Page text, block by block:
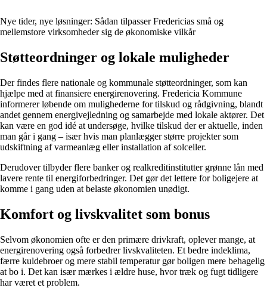
Nye tider, nye løsninger: Sådan tilpasser Fredericias små og
mellemstore virksomheder sig de økonomiske vilkår
Støtteordninger og lokale muligheder
Der findes flere nationale og kommunale støtteordninger, som kan
hjælpe med at finansiere energirenovering. Fredericia Kommune
informerer løbende om mulighederne for tilskud og rådgivning, blandt
andet gennem energivejledning og samarbejde med lokale aktører. Det
kan være en god idé at undersøge, hvilke tilskud der er aktuelle, inden
man går i gang – især hvis man planlægger større projekter som
udskiftning af varmeanlæg eller installation af solceller.
Derudover tilbyder flere banker og realkreditinstitutter grønne lån med
lavere rente til energiforbedringer. Det gør det lettere for boligejere at
komme i gang uden at belaste økonomien unødigt.
Komfort og livskvalitet som bonus
Selvom økonomien ofte er den primære drivkraft, oplever mange, at
energirenovering også forbedrer livskvaliteten. Et bedre indeklima,
færre kuldebroer og mere stabil temperatur gør boligen mere behagelig
at bo i. Det kan især mærkes i ældre huse, hvor træk og fugt tidligere
har været et problem.